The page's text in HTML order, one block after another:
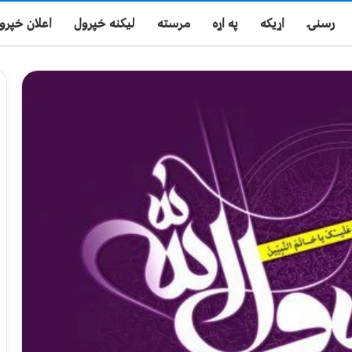
رسنۍ اړیکه په اړه مرسته لیکنه خپرول اعلان